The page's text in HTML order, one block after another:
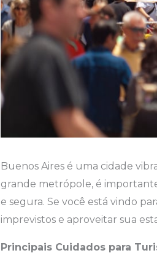
Buenos Aires é uma cidade
grande metrópole, é
e segura. Se você está vindo
imprevistos e aproveitar sua
Principais Cuidados para